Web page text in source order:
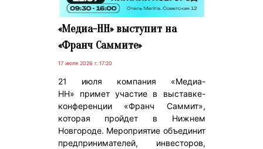
«Медиа-НН» выступит на
«Франч Саммите»
17 июля 2026 г. 17:20
21 июля компания «Медиа-
НН» примет участие в выставке-
конференции «Франч Саммит»,
которая пройдет в Нижнем
Новгороде. Мероприятие объединит
предпринимателей, инвесторов,